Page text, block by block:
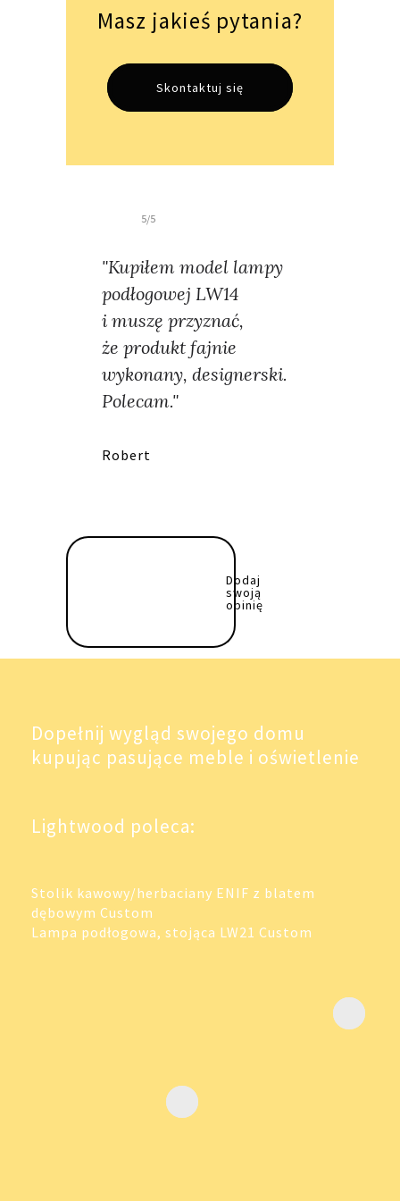
5/5
"Kupiłem model lampy
podłogowej LW14
i muszę przyznać,
że produkt fajnie
wykonany, designerski.
Polecam."
Robert
Dodaj
swoją
opinię
Masz jakieś pytania?
Skontaktuj się
Dopełnij wygląd swojego domu
kupując pasujące meble i oświetlenie
Lightwood poleca:
Stolik kawowy/herbaciany ENIF z blatem
dębowym Custom
Lampa podłogowa, stojąca LW21 Custom